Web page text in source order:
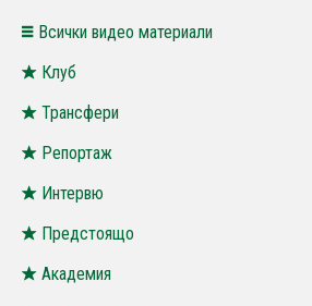
СТАДИОН & БАЗИ
Всички видео материали
Клуб
Трансфери
Репортаж
Интервю
Предстоящо
Академия